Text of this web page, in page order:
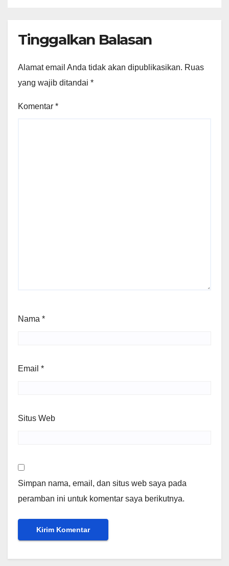
Tinggalkan Balasan
Alamat email Anda tidak akan dipublikasikan. Ruas
yang wajib ditandai *
Komentar *
Nama *
Email *
Situs Web
Simpan nama, email, dan situs web saya pada
peramban ini untuk komentar saya berikutnya.